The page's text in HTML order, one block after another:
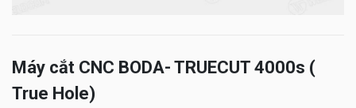
Máy cắt CNC BODA- TRUECUT 4000s (
True Hole)